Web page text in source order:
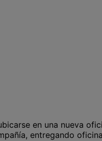
en una nueva
entregando